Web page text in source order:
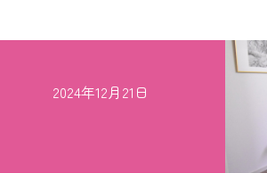
2024年12月21日